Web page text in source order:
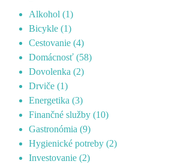
Alkohol (1)
Bicykle (1)
Cestovanie (4)
Domácnosť (58)
Dovolenka (2)
Drviče (1)
Energetika (3)
Finančné služby (10)
Gastronómia (9)
Hygienické potreby (2)
Investovanie (2)